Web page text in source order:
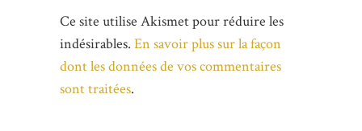
Ce site utilise Akismet pour réduire les
indésirables. En savoir plus sur la façon
dont les données de vos commentaires
sont traitées.